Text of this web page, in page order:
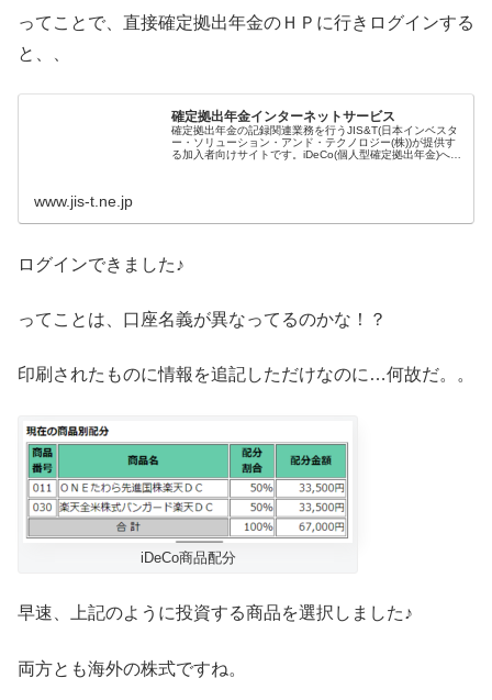
ってことで、直接確定拠出年金のＨＰに行きログインする
と、、
確定拠出年金インターネットサービス
確定拠出年金の記録関連業務を行うJIS&T(日本インベスタ
ー・ソリューション・アンド・テクノロジー(株))が提供す
る加入者向けサイトです。iDeCo(個人型確定拠出年金)への
www.jis-t.ne.jp
ログインできました♪
ってことは、口座名義が異なってるのかな！？
印刷されたものに情報を追記しただけなのに…何故だ。。
iDeCo商品配分
早速、上記のように投資する商品を選択しました♪
両方とも海外の株式ですね。